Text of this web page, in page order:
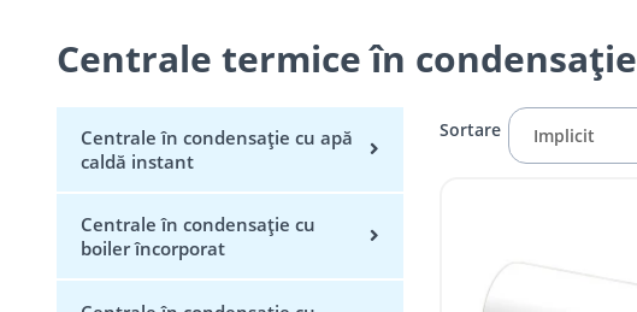
Centrale termice în condensație
Centrale în condensație cu apă
caldă instant
Centrale în condensație cu
boiler încorporat
Sortare Implicit